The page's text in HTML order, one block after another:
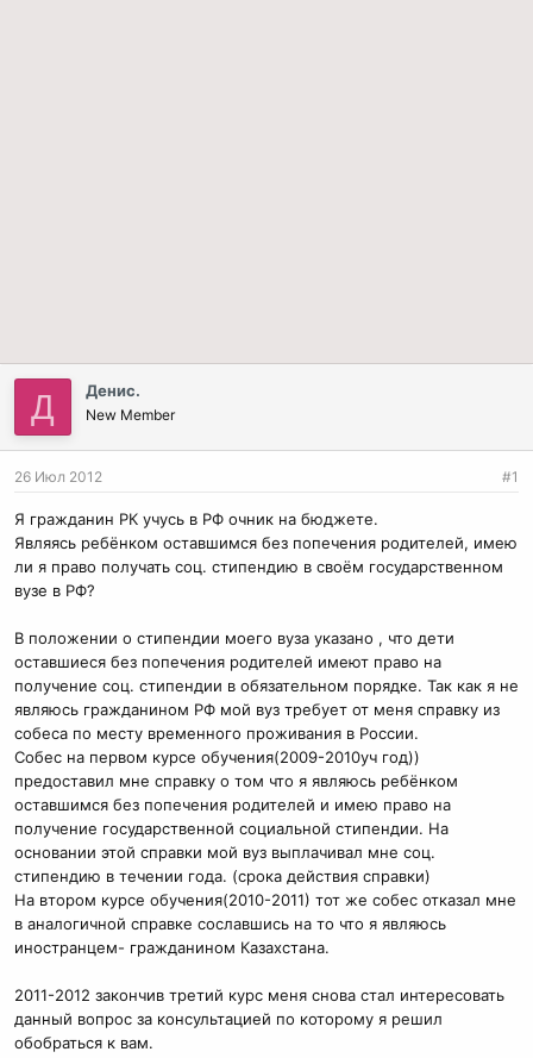
Д Денис.
New Member
26 Июл 2012 #1
Я гражданин РК учусь в РФ очник на бюджете.
Являясь ребёнком оставшимся без попечения родителей, имею
ли я право получать соц. стипендию в своём государственном
вузе в РФ?
В положении о стипендии моего вуза указано , что дети
оставшиеся без попечения родителей имеют право на
получение соц. стипендии в обязательном порядке. Так как я не
являюсь гражданином РФ мой вуз требует от меня справку из
собеса по месту временного проживания в России.
Собес на первом курсе обучения(2009-2010уч год))
предоставил мне справку о том что я являюсь ребёнком
оставшимся без попечения родителей и имею право на
получение государственной социальной стипендии. На
основании этой справки мой вуз выплачивал мне соц.
стипендию в течении года. (срока действия справки)
На втором курсе обучения(2010-2011) тот же собес отказал мне
в аналогичной справке сославшись на то что я являюсь
иностранцем- гражданином Казахстана.
2011-2012 закончив третий курс меня снова стал интересовать
данный вопрос за консультацией по которому я решил
обобраться к вам.